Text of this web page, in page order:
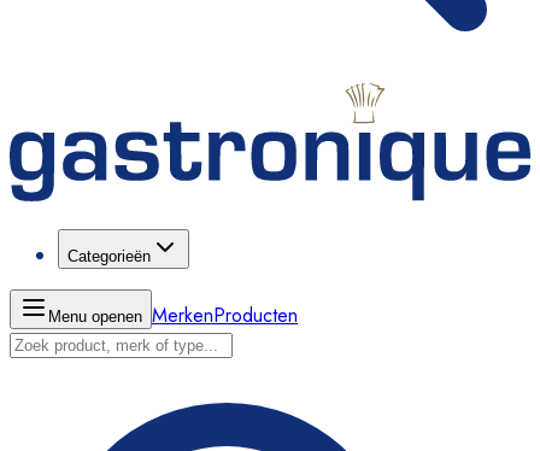
Categorieën
Menu openen MerkenProducten